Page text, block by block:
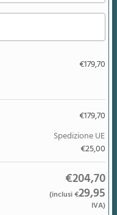
€179,70
€179,70
Spedizione UE
€25,00
€204,70
(inclusi€29,95
IVA)